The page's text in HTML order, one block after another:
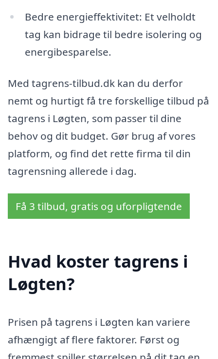
Bedre energieffektivitet: Et velholdt
tag kan bidrage til bedre isolering og
energibesparelse.
Med tagrens-tilbud.dk kan du derfor
nemt og hurtigt få tre forskellige tilbud på
tagrens i Løgten, som passer til dine
behov og dit budget. Gør brug af vores
platform, og find det rette firma til din
tagrensning allerede i dag.
Få 3 tilbud, gratis og uforpligtende
Hvad koster tagrens i
Løgten?
Prisen på tagrens i Løgten kan variere
afhængigt af flere faktorer. Først og